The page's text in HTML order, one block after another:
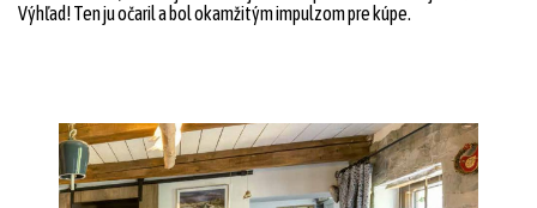
Výhľad! Ten ju očaril a bol okamžitým impulzom pre kúpe.